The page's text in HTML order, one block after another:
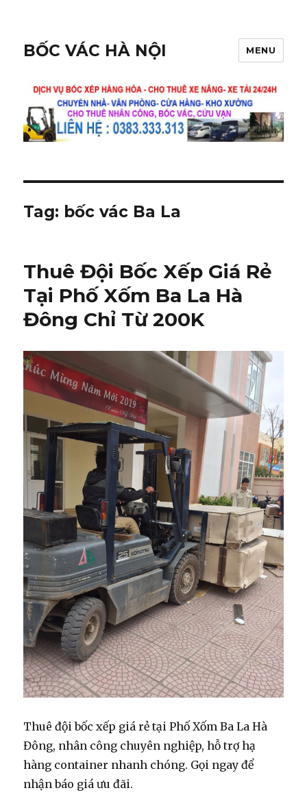
BỐC VÁC HÀ NỘI MENU
Tag: bốc vác Ba La
Thuê Đội Bốc Xếp Giá Rẻ
Tại Phố Xốm Ba La Hà
Đông Chỉ Từ 200K
Thuê đội bốc xếp giá rẻ tại Phố Xốm Ba La Hà
Đông, nhân công chuyên nghiệp, hỗ trợ hạ
hàng container nhanh chóng. Gọi ngay để
nhận báo giá ưu đãi.